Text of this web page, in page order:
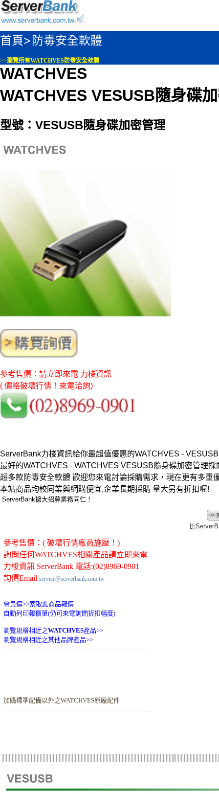
首頁> 防毒安全軟體
>>瀏覽所有WATCHVES防毒安全軟體
WATCHVES
WATCHVES VESUSB隨身碟
型號：VESUSB隨身碟加密管理
參考售價：請立即來電 力梭資訊
( 價格破壞行情！來電洽詢)
ServerBank力梭資訊給你最超值優惠的WATCHVES -
最好的WATCHVES - WATCHVES VESUSB隨身碟加密管理
超多款防毒安全軟體 歡迎您來電討論採購需求，現在更有多重
本站商品均較同業與網購便宜,企業長期採購 量大另有折扣喔!
ServerBank擴大招募業務同仁！
比
參考售價：( 破壞行情廠商施壓！)
詢問任何WATCHVES相關產品請立即來電
力梭資訊 ServerBank 電話:(02)8969-0901
詢價Email service@serverbank.com.tw
會員價>>索取此商品報價
自動列印報價單(仍可來電詢問折扣幅度)
瀏覽規格相近之WATCHVES產品>>
瀏覽規格相近之其他品牌產品>>
加購標準配備以外之WATCHVES原廠配件